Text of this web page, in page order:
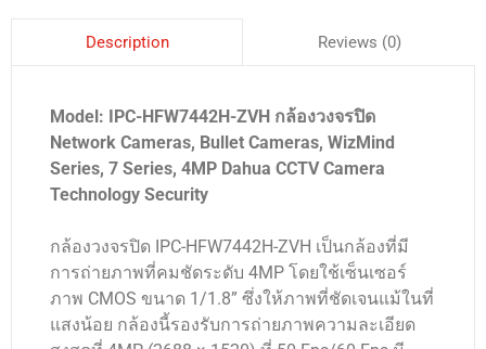
Description Reviews (0)
Model: IPC-HFW7442H-ZVH กล้องวงจรปิด
Network Cameras, Bullet Cameras, WizMind
Series, 7 Series, 4MP Dahua CCTV Camera
Technology Security
กล้องวงจรปิด IPC-HFW7442H-ZVH เป็นกล้องที่มี
การถ่ายภาพที่คมชัดระดับ 4MP โดยใช้เซ็นเซอร์
ภาพ CMOS ขนาด 1/1.8” ซึ่งให้ภาพที่ชัดเจนแม้ในที่
แสงน้อย กล้องนี้รองรับการถ่ายภาพความละเอียด